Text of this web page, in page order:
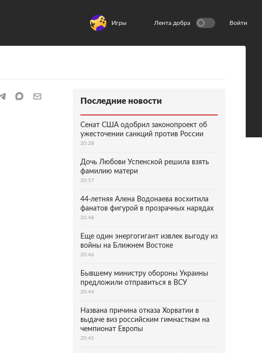
Игры Лента добра Войти
Последние новости
Сенат США одобрил законопроект об
ужесточении санкций против России
20:28
Дочь Любови Успенской решила взять
фамилию матери
20:57
44-летняя Алена Водонаева восхитила
фанатов фигурой в прозрачных нарядах
20:48
Еще один энергогигант извлек выгоду из
войны на Ближнем Востоке
20:46
Бывшему министру обороны Украины
предложили отправиться в ВСУ
20:44
Названа причина отказа Хорватии в
выдаче виз российским гимнасткам на
чемпионат Европы
20:41